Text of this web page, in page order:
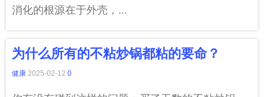
消化的根源在于外壳，...
为什么所有的不粘炒锅都粘的要命？
健康 2025-02-12 0